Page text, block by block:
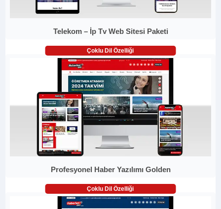
Telekom – İp Tv Web Sitesi Paketi
Çoklu Dil Özelliği
Profesyonel Haber Yazılımı Golden
Çoklu Dil Özelliği